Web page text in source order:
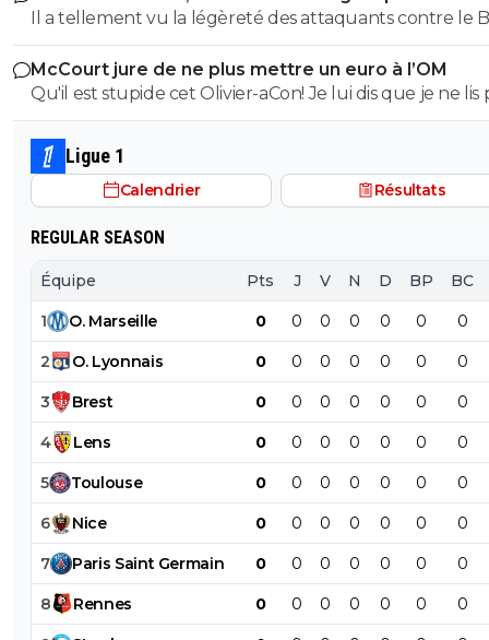
selon Forbes se fasse balader comme ça.
Il a tellement vu la légèreté des attaquants contre le
qu'il a décidé d'en avoir qu'un et de se passer de jouer
profondeur avec un Himbert(mg), et de mettre
poste où il est tout aussi inutile dans le jeu devant au
ou derrière.
McCourt jure de ne plus mettre un euro à l’OM
Qu'il est stupide cet Olivier-aCon! Je lui dis que je ne lis
ses commentaires puérils avec des émojis et il
me répondre avec ses petites images de gogol. Ça
bien ce que je dis, on voit tout de suite qu'on a affaire à
teubé.^^
Ligue 1
Calendrier Résultats
REGULAR SEASON
Équipe Pts J V N D BP BC
1 O. Marseille 0 0 0 0 0 0 0
2 O. Lyonnais 0 0 0 0 0 0 0
3 Brest 0 0 0 0 0 0 0
4 Lens 0 0 0 0 0 0 0
5 Toulouse 0 0 0 0 0 0 0
6 Nice 0 0 0 0 0 0 0
7 Paris Saint Germain 0 0 0 0 0 0 0
8 Rennes 0 0 0 0 0 0 0